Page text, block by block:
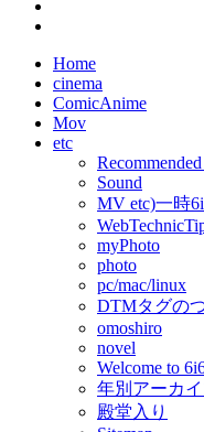
Home
cinema
ComicAnime
Mov
etc
Sound
MV etc)一時
myPhoto
photo
pc/mac/linux
DTMタグの
omoshiro
novel
Welcome to
年別アーカ
殿堂入り